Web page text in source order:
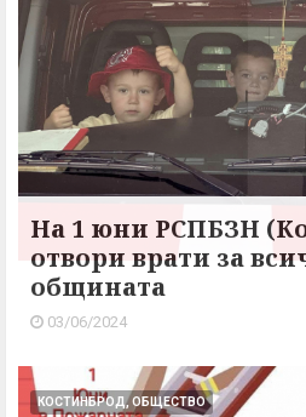
На 1 юни РСПБЗН
отвори врати за
общината
03/06/2024
КОСТИНБРОД, ОБЩЕСТВО